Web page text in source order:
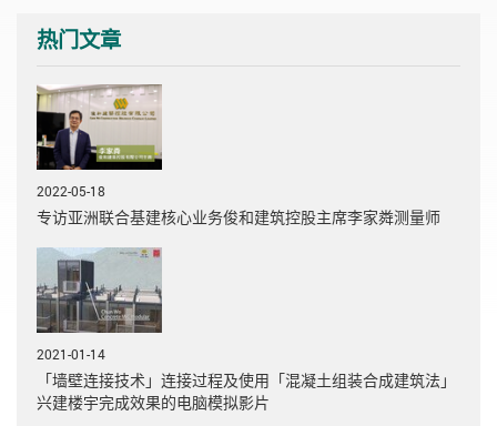
热门文章
2022-05-18
专访亚洲联合基建核心业务俊和建筑控股主席李家粦测量师
2021-01-14
「墙壁连接技术」连接过程及使用「混凝土组装合成建筑法」
兴建楼宇完成效果的电脑模拟影片